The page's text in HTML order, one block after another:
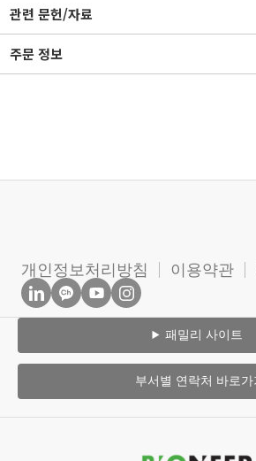
관련 문헌/자료
주문 정보
개인정보처리방침 이용약관
패밀리 사이트
부서별 연락처 바로가